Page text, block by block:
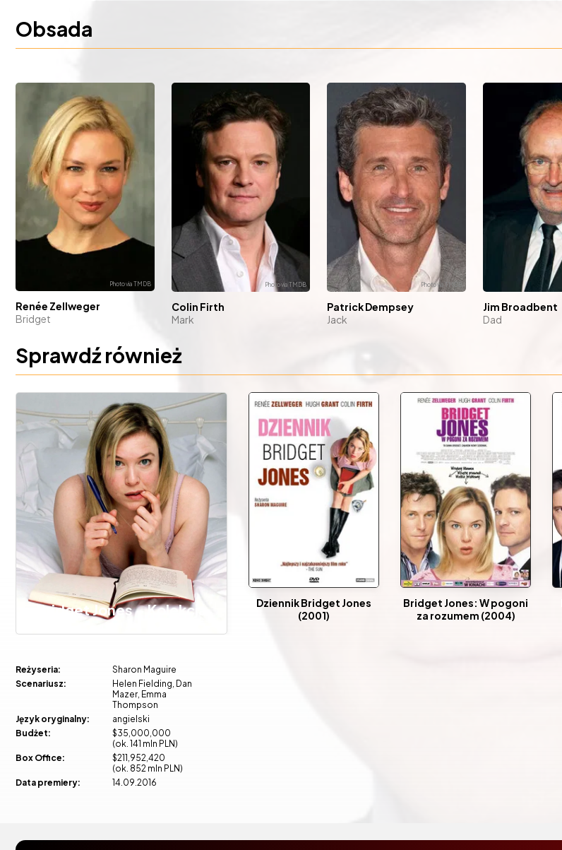
Obsada
Renée Zellweger
Bridget
Colin Firth
Mark
Patrick Dempsey
Jack
Jim Broadbent
Dad
Sprawdź również
Bridget Jones - Kolekcja
Dziennik Bridget Jones
(2001)
Bridget Jones: W pogoni
za rozumem (2004)
Reżyseria:
Sharon Maguire
Scenariusz:
Helen Fielding Dan
Mazer Emma
Thompson
Język oryginalny:
angielski
Budżet:
$35,000,000
(ok. 141 mln PLN)
Box Office:
$211,952,420
(ok. 852 mln PLN)
Data premiery:
14.09.2016